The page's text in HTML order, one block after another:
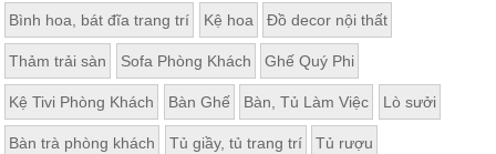
Bình hoa, bát đĩa trang trí Kệ hoa Đồ decor nội thất
Thảm trải sàn Sofa Phòng Khách Ghế Quý Phi
Kệ Tivi Phòng Khách Bàn Ghế Bàn, Tủ Làm Việc Lò sưởi
Bàn trà phòng khách Tủ giầy, tủ trang trí Tủ rượu